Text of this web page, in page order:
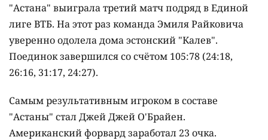
"Астана" выиграла третий матч подряд в Единой
лиге ВТБ. На этот раз команда Эмиля Райковича
уверенно одолела дома эстонский "Калев".
Поединок завершился со счётом 105:78 (24:18,
26:16, 31:17, 24:27).
Самым результативным игроком в составе
"Астаны" стал Джей Джей О'Брайен.
Американский форвард заработал 23 очка.